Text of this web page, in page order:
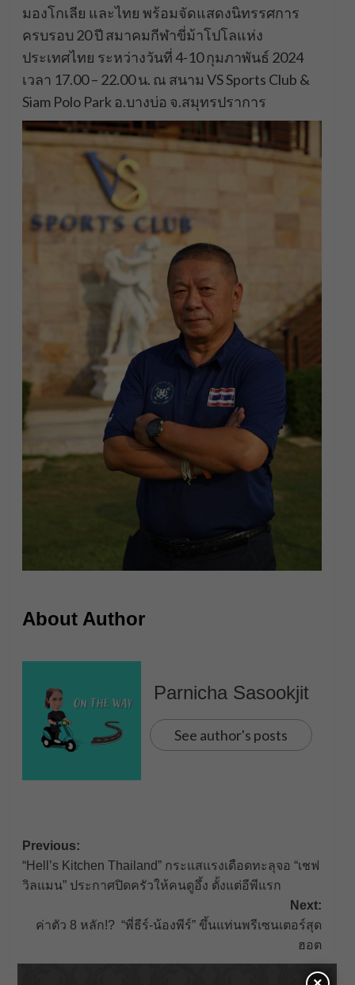
มองโกเลีย และไทย พร้อมจัดแสดงนิทรรศการ
ครบรอบ 20 ปี สมาคมกีฬาขี่ม้าโปโลแห่ง
ประเทศไทย ระหว่างวันที่ 4-10 กุมภาพันธ์ 2024
เวลา 17.00 – 22.00 น. ณ สนาม VS Sports Club &
Siam Polo Park อ.บางบ่อ จ.สมุทรปราการ
About Author
Parnicha Sasookjit
See author's posts
Post
navigation
Previous:
“Hell’s Kitchen Thailand” กระแสแรงเดือดทะลุจอ “เชฟ
วิลแมน” ประกาศปิดครัวให้คนดูอึ้ง ตั้งแต่อีพีแรก
Next:
ค่าตัว 8 หลัก!? “พี่ธีร์-น้องพีร์” ขึ้นแท่นพรีเซนเตอร์สุด
ฮอต